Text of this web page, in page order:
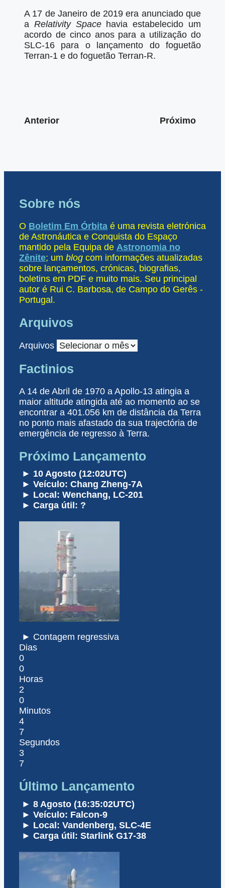
A 17 de Janeiro de 2019 era anunciado que
a Relativity Spacehavia estabelecido um
acordo de cinco anos para a utilização do
SLC-16 para o lançamento do foguetão
Terran-1 e do foguetão Terran-R.
Anterior Próximo
Sobre nós
O Boletim Em Órbita é uma revista eletrónica
de Astronáutica e Conquista do Espaço
mantido pela Equipa de Astronomia no
Zênite; um blog com informações atualizadas
sobre lançamentos, crónicas, biografias,
boletins em PDF e muito mais. Seu principal
autor é Rui C. Barbosa, de Campo do Gerês -
Portugal.
Arquivos
Arquivos
Factinios
A 14 de Abril de 1970 a Apollo-13 atingia a
maior altitude atingida até ao momento ao se
encontrar a 401.056 km de distância da Terra
no ponto mais afastado da sua trajectória de
emergência de regresso à Terra.
Próximo Lançamento
► 10 Agosto (12:02UTC)
► Veículo: Chang Zheng-7A
► Local: Wenchang, LC-201
► Carga útil: ?
► Contagem regressiva
Dias
0
0
Horas
2
0
Minutos
4
7
Segundos
3
7
Último Lançamento
► 8 Agosto (16:35:02UTC)
► Veículo: Falcon-9
► Local: Vandenberg, SLC-4E
► Carga útil: Starlink G17-38